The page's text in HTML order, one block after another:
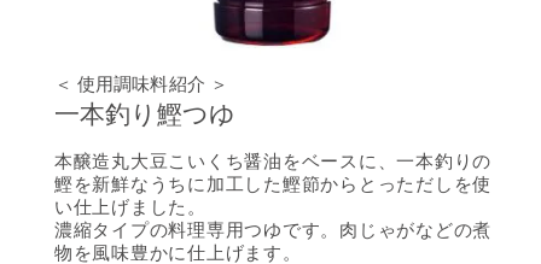
＜ 使用調味料紹介 ＞
一本釣り鰹つゆ
本醸造丸大豆こいくち醤油をベースに、一本釣りの
鰹を新鮮なうちに加工した鰹節からとっただしを使
い仕上げました。
濃縮タイプの料理専用つゆです。肉じゃがなどの煮
物を風味豊かに仕上げます。